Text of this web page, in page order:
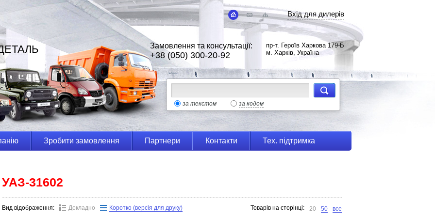
Вхід для дилерів
Замовлення та консультації:
+38 (050) 300-20-92
пр-т. Героїв Харкова 179-Б
м. Харків, Україна
за текстом за кодом
Зробити замовлення Партнери Контакти Тех. підтримка
УАЗ-31602
Вид відображення: Докладно Коротко (версія для друку) Товарів на сторінці: 20 50 все